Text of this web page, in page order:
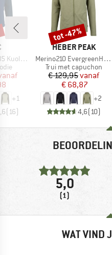
Zip Hoody
prijs
+1
(16)
MERK
HEBER PEAK
Artikel
Merino210 EvergreenHe. Zip Hoody
Productgroep
Trui met capuchon
Prijs
€ 129,95Verlaagde
vanaf
€ 68,87
+2
4,6(10)
Korting
tot -47%
5,0
(1)
WAT VIND